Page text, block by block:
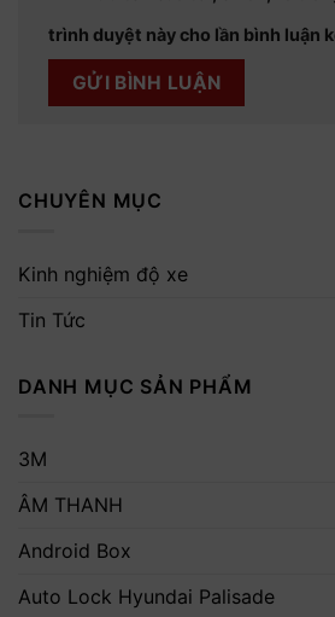
trình duyệt này cho lần bình luận
CHUYÊN MỤC
Kinh nghiệm độ xe
Tin Tức
DANH MỤC SẢN PHẨM
3M
ÂM THANH
Android Box
Auto Lock Hyundai Palisade